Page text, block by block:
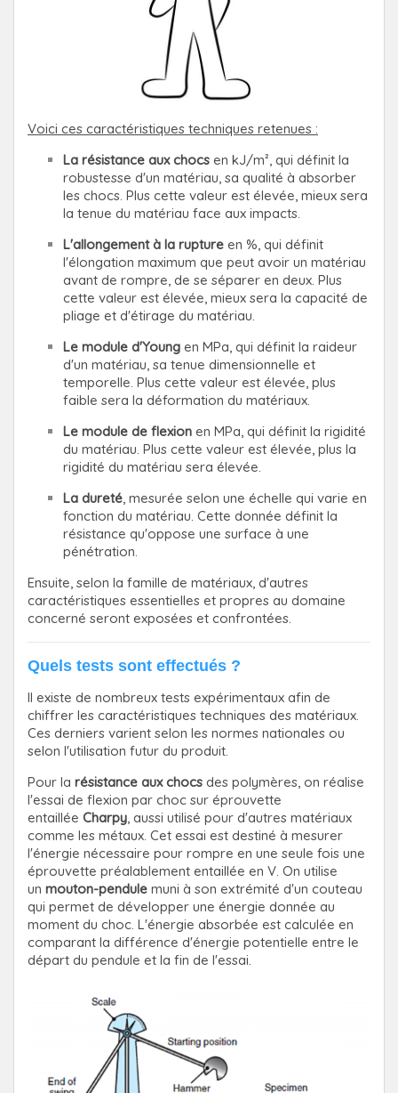
Voici ces caractéristiques techniques retenues :
La résistance aux chocs en kJ/m², qui définit la
robustesse d'un matériau, sa qualité à absorber
les chocs. Plus cette valeur est élevée, mieux sera
la tenue du matériau face aux impacts.
L'allongement à la rupture en %, qui définit
l'élongation maximum que peut avoir un matériau
avant de rompre, de se séparer en deux. Plus
cette valeur est élevée, mieux sera la capacité de
pliage et d'étirage du matériau.
Le module d'Young en MPa, qui définit la raideur
d'un matériau, sa tenue dimensionnelle et
temporelle. Plus cette valeur est élevée, plus
faible sera la déformation du matériaux.
Le module de flexion en MPa, qui définit la rigidité
du matériau. Plus cette valeur est élevée, plus la
rigidité du matériau sera élevée.
La dureté, mesurée selon une échelle qui varie en
fonction du matériau. Cette donnée définit la
résistance qu'oppose une surface à une
pénétration.
Ensuite, selon la famille de matériaux, d'autres
caractéristiques essentielles et propres au domaine
concerné seront exposées et confrontées.
Quels tests sont effectués ?
Il existe de nombreux tests expérimentaux afin de
chiffrer les caractéristiques techniques des matériaux.
Ces derniers varient selon les normes nationales ou
selon l'utilisation futur du produit.
Pour la résistance aux chocs des polymères, on réalise
l'essai de flexion par choc sur éprouvette
entaillée Charpy, aussi utilisé pour d'autres matériaux
comme les métaux. Cet essai est destiné à mesurer
l'énergie nécessaire pour rompre en une seule fois une
éprouvette préalablement entaillée en V. On utilise
un mouton-pendule muni à son extrémité d'un couteau
qui permet de développer une énergie donnée au
moment du choc. L'énergie absorbée est calculée en
comparant la différence d'énergie potentielle entre le
départ du pendule et la fin de l'essai.